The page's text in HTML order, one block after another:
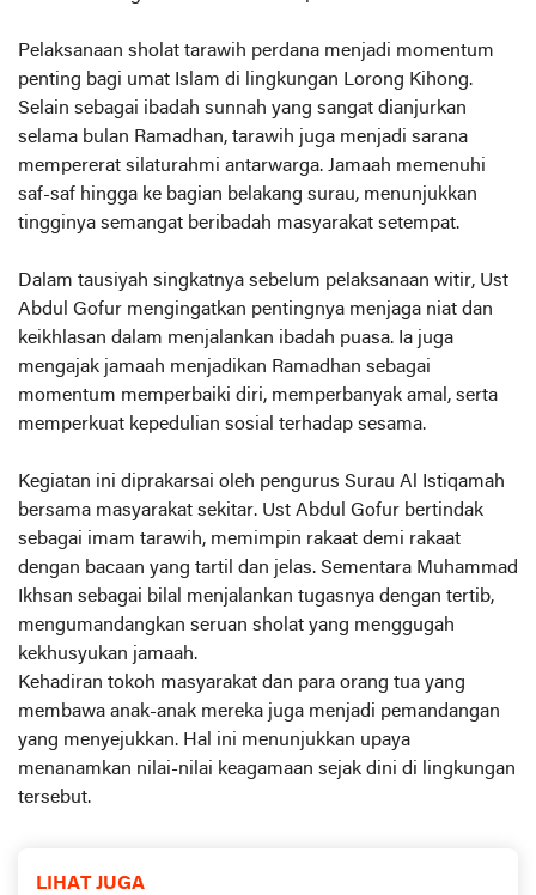
Pelaksanaan sholat tarawih perdana menjadi momentum
penting bagi umat Islam di lingkungan Lorong Kihong.
Selain sebagai ibadah sunnah yang sangat dianjurkan
selama bulan Ramadhan, tarawih juga menjadi sarana
mempererat silaturahmi antarwarga. Jamaah memenuhi
saf-saf hingga ke bagian belakang surau, menunjukkan
tingginya semangat beribadah masyarakat setempat.
Dalam tausiyah singkatnya sebelum pelaksanaan witir, Ust
Abdul Gofur mengingatkan pentingnya menjaga niat dan
keikhlasan dalam menjalankan ibadah puasa. Ia juga
mengajak jamaah menjadikan Ramadhan sebagai
momentum memperbaiki diri, memperbanyak amal, serta
memperkuat kepedulian sosial terhadap sesama.
Kegiatan ini diprakarsai oleh pengurus Surau Al Istiqamah
bersama masyarakat sekitar. Ust Abdul Gofur bertindak
sebagai imam tarawih, memimpin rakaat demi rakaat
dengan bacaan yang tartil dan jelas. Sementara Muhammad
Ikhsan sebagai bilal menjalankan tugasnya dengan tertib,
mengumandangkan seruan sholat yang menggugah
kekhusyukan jamaah.
Kehadiran tokoh masyarakat dan para orang tua yang
membawa anak-anak mereka juga menjadi pemandangan
yang menyejukkan. Hal ini menunjukkan upaya
menanamkan nilai-nilai keagamaan sejak dini di lingkungan
tersebut.
LIHAT JUGA